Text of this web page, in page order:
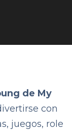
de My
con
juegos, role